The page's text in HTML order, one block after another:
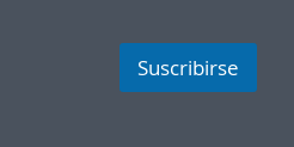
Suscribirse